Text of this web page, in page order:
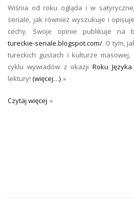
Wiśnia od roku ogląda i w
seriale, jak również wyszukuje i
cechy. Swoje opinie publikuje na
tureckie-seriale.blogspot.com/. O tym,
tureckich gustach i kulturze
cyklu wywiadów z okazji Roku
lektury! (więcej…)
Czytaj więcej